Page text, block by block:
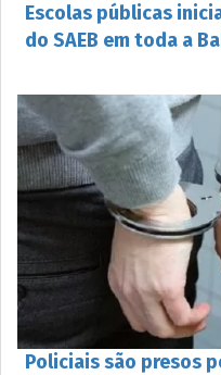
Escolas públicas
do SAEB em toda a
Policiais são presos